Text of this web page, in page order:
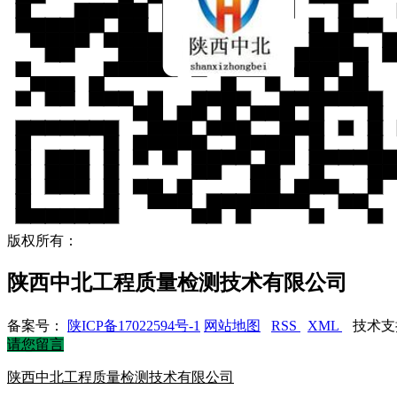
版权所有：
陕西中北工程质量检测技术有限公司
备案号： 陕ICP备17022594号-1 网站地图 RSS XML
技术支
请您留言
陕西中北工程质量检测技术有限公司